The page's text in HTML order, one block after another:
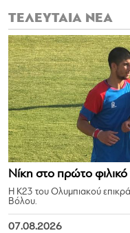
ΤΕΛΕΥΤΑΙΑ ΝΕΑ
Νίκη στο πρώτο
Η Κ23 του Ολυμπιακού
Βόλου.
07.08.2026